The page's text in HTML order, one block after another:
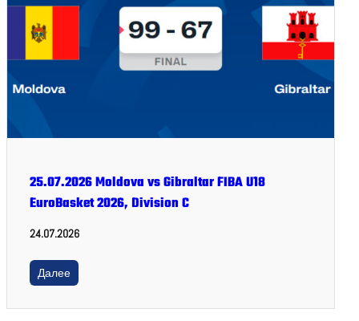
25.07.2026 Moldova vs Gibraltar FIBA U18
EuroBasket 2026, Division C
24.07.2026
Далее